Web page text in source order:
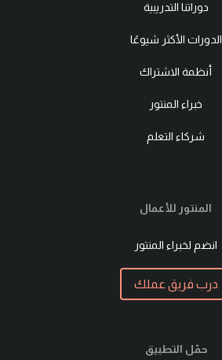
حمّل التطبيق
المنتور للأعمال
انضم لخبراء المنتور
درب فريق عملك
دوراتنا التدريبية
الدورات الأكثر شيوعًا
أنظمة الاشتراك
خبراء المنتور
شركاء التعلم